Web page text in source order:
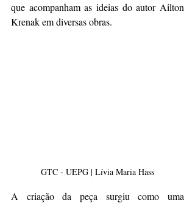
que acompanham as ideias do autor Ailton
Krenak em diversas obras.
GTC - UEPG | Lívia Maria Hass
A criação da peça surgiu como uma